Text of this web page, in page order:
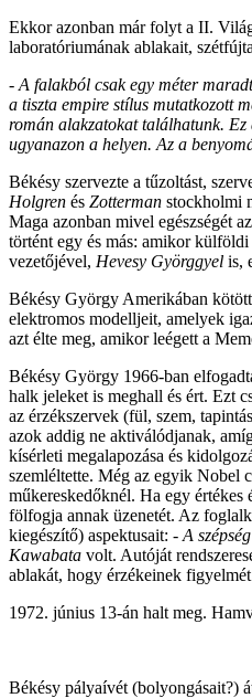
Ekkor azonban már folyt a II.
laboratóriumának ablakait,
- A falakból csak egy méter
a tiszta empire stílus mutatkozott
román alakzatokat találhatunk.
ugyanazon a helyen. Az a
Békésy szervezte a tűzoltást,
Holgren és Zotterman stockholmi
Maga azonban mivel egészségét
történt egy és más: amikor
vezetőjével, Hevesy Györggyel is,
Békésy György Amerikában
elektromos modelljeit, amelyek
azt élte meg, amikor leégett a
Békésy György 1966-ban
halk jeleket is meghall és ért. Ezt
az érzékszervek (fül, szem,
azok addig ne aktiválódjanak,
kísérleti megalapozása és
szemléltette. Még az egyik Nobel
műkereskedőknél. Ha egy értékes
fölfogja annak üzenetét. Az
kiegészítő) aspektusait: - A
Kawabata volt. Autóját
ablakát, hogy érzékeinek
1972. június 13-án halt meg.
Békésy pályaívét (bolyongásait?)